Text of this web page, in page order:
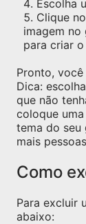
Escolha
Clique
imagem no
para criar
Pronto,
Dica:
que não
coloque
tema do seu
mais
Como
Para excluir
abaixo: